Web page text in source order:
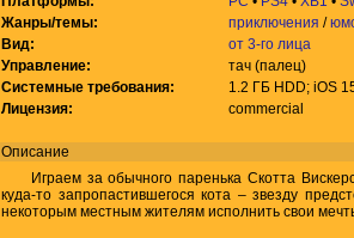
Жанры/темы:
приключения /
Вид:
от 3-го лица
Управление:
тач (палец)
Системные требования:
1.2 ГБ HDD; iOS
Лицензия:
commercial
Описание
Играем за обычного паренька Скотта
куда-то запропастившегося кота – звезду
некоторым местным жителям исполнить свои